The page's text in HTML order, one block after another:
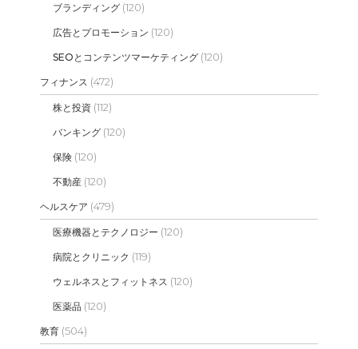
ブランディング (120)
広告とプロモーション (120)
SEOとコンテンツマーケティング (120)
フィナンス (472)
株と投資 (112)
バンキング (120)
保険 (120)
不動産 (120)
ヘルスケア (479)
医療機器とテクノロジー (120)
病院とクリニック (119)
ウェルネスとフィットネス (120)
医薬品 (120)
教育 (504)